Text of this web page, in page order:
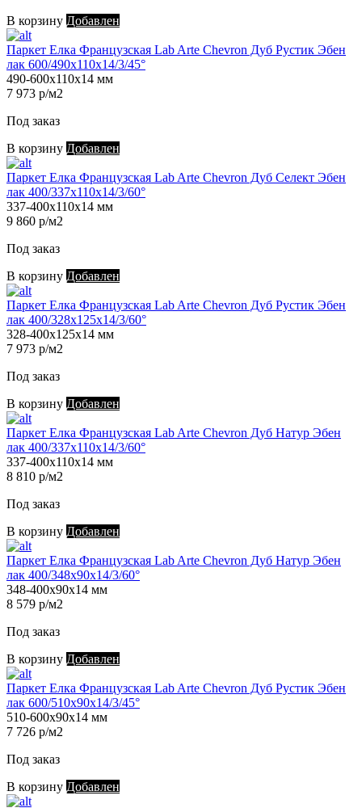
В корзину Добавлен
Паркет Елка Французская Lab Arte Chevron Дуб Рустик Эбен
лак 600/490х110х14/3/45°
490-600х110х14 мм
7 973 р/м2
Под заказ
В корзину Добавлен
Паркет Елка Французская Lab Arte Chevron Дуб Селект Эбен
лак 400/337х110х14/3/60°
337-400х110х14 мм
9 860 р/м2
Под заказ
В корзину Добавлен
Паркет Елка Французская Lab Arte Chevron Дуб Рустик Эбен
лак 400/328х125х14/3/60°
328-400х125х14 мм
7 973 р/м2
Под заказ
В корзину Добавлен
Паркет Елка Французская Lab Arte Chevron Дуб Натур Эбен
лак 400/337х110х14/3/60°
337-400х110х14 мм
8 810 р/м2
Под заказ
В корзину Добавлен
Паркет Елка Французская Lab Arte Chevron Дуб Натур Эбен
лак 400/348х90х14/3/60°
348-400х90х14 мм
8 579 р/м2
Под заказ
В корзину Добавлен
Паркет Елка Французская Lab Arte Chevron Дуб Рустик Эбен
лак 600/510х90х14/3/45°
510-600х90х14 мм
7 726 р/м2
Под заказ
В корзину Добавлен